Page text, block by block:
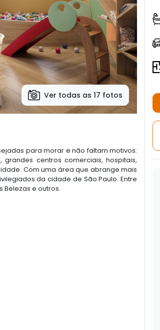
Ver todas as 17 fotos
para morar e não faltam motivos:
centros comerciais, hospitais,
Com uma área que abrange mais
da cidade de São Paulo. Entre
Belezas e outros.